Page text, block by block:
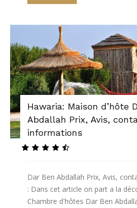
Hawaria: Maison d’hôte
Abdallah Prix, Avis,
informations
Dar Ben Abdallah Prix, Avis,
: Dans cet article on part a la
Chambre d'hôtes Dar Ben